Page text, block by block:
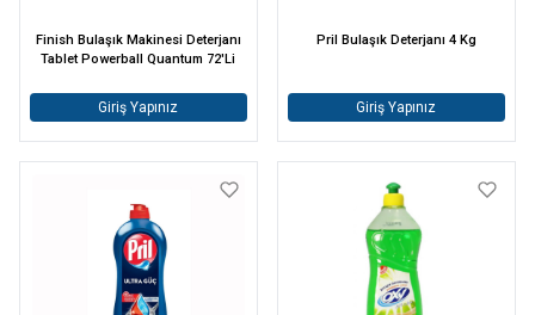
Finish Bulaşık Makinesi Deterjanı
Tablet Powerball Quantum 72'Li
Giriş Yapınız
Pril Bulaşık Deterjanı 4 Kg
Giriş Yapınız